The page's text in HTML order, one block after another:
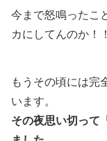
今まで怒鳴ったこ
カにしてんのか！
もうその頃には完
います。
その夜思い切って